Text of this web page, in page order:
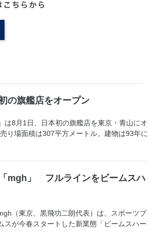
の旗艦店をオープン
8月1日、日本初の旗艦店を東京・青山にオ
り場面積は307平方メートル。建物は93年に
mgh」 フルラインをビームスハ
（東京、黒飛功二朗代表）は、スポーツブ
が今春スタートした新業態「ビームスハー